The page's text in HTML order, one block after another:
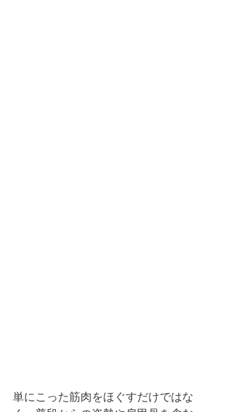
単にこった筋肉をほぐすだけではな